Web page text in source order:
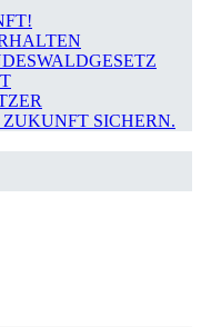
SICHERN.